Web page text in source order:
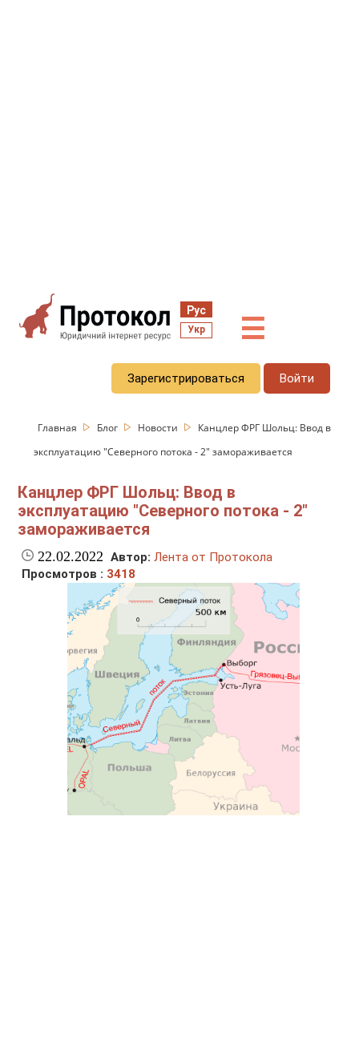
Рус
Укр ☰
Зарегистрироваться Войти
Главная Блог Новости
Канцлер ФРГ Шольц: Ввод в
эксплуатацию "Северного потока - 2" замораживается
Канцлер ФРГ Шольц: Ввод в
эксплуатацию "Северного потока - 2"
замораживается
22.02.2022 Автор: Лента от Протокола
Просмотров : 3418